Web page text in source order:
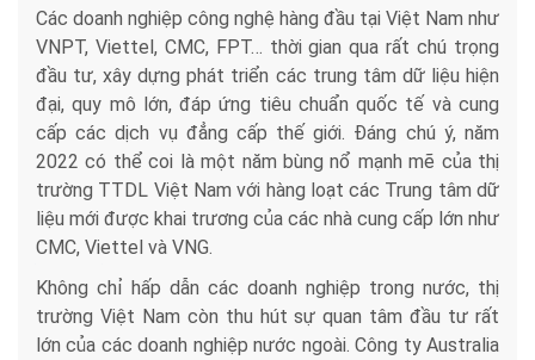
Các doanh nghiệp công nghệ hàng đầu tại Việt Nam như
VNPT, Viettel, CMC, FPT… thời gian qua rất chú trọng
đầu tư, xây dựng phát triển các trung tâm dữ liệu hiện
đại, quy mô lớn, đáp ứng tiêu chuẩn quốc tế và cung
cấp các dịch vụ đẳng cấp thế giới. Đáng chú ý, năm
2022 có thể coi là một năm bùng nổ mạnh mẽ của thị
trường TTDL Việt Nam với hàng loạt các Trung tâm dữ
liệu mới được khai trương của các nhà cung cấp lớn như
CMC, Viettel và VNG.
Không chỉ hấp dẫn các doanh nghiệp trong nước, thị
trường Việt Nam còn thu hút sự quan tâm đầu tư rất
lớn của các doanh nghiệp nước ngoài. Công ty Australia